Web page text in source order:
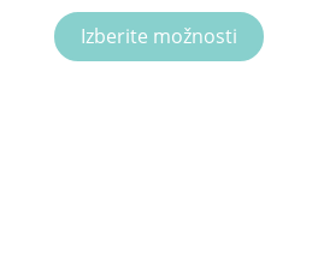
Izberite možnosti
product